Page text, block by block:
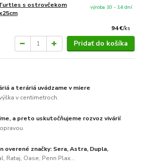
s ostrovčekom
94 €/ks
výroba 10 - 14 dní
Pridať do košíka
a teráriá uvádzame v miere
v centimetroch.
a preto uskutočňujeme rozvoz vivárií
overené značky: Sera, Astra, Dupla,
Rataj, Oase, Penn Plax...